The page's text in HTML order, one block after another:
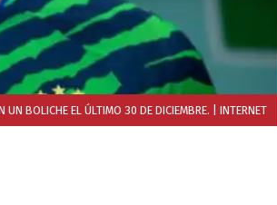
UN BOLICHE EL ÚLTIMO 30 DE DICIEMBRE. | INTERNET